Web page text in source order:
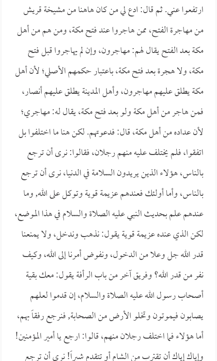
ارتفعوا عني. ثم قال: ادع لي من كان هاهنا من مشيخة قريش
من مهاجرة الفتح، ممن هاجروا عند فتح مكة، ومن هم من أهل
مكة بعد الفتح يقال لهم: مهاجرون، وإن لم يهاجروا قبل فتح
مكة، ولا هجرة بعد فتح مكة، باعتبار حكمهم الأصلي؛ لأن أهل
مكة يطلق عليهم مهاجرون، وأهل المدينة يطلق عليهم أنصار،
فمن هاجر من أهل مكة ولو بعد فتح مكة، يقال له: مهاجري؛
لأن عداده من أهل مكة، قال: فدعوتهم. لكن هنا ما اختلفوا بل
اتفقوا، فلم يختلف عليه منهم رجلان، فقالوا: نرى أن ترجع
بالناس، هؤلاء الذين يريدون السلامة في الدنيا، نرى أن ترجع
بالناس، وأما أولئك فعندهم عزيمة قوية وتوكل على الله, وما
عندهم علم بحديث النبي عليه الصلاة والسلام في هذا الموضع،
لكن الذي عنده عزيمة قوية يقول: نذهب وندخل، ولا يمنعنا
قدر الله جل وعلا من الدخول، ونفوض أمرنا إلى الله، وكيف
نفر من قدر الله؟ وفريق آخر من باب الرأفة يقول: معك بقية
أصحاب رسول الله عليه الصلاة والسلام، إن قدموا لعلهم
يصابون فيموتون وتخلو الأرض من الصحابة, فنرجع رفقاً بهم،
أما هؤلاء فما اختلف رجلان منهم، قالوا: ارجع يا أمير المؤمنين!